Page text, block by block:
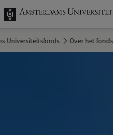
k
. Universiteitsfonds Over het fonds